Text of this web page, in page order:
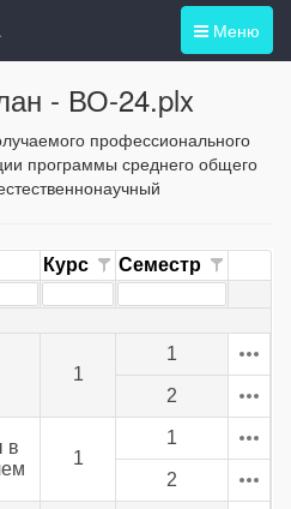
Меню
- ВО-24.plx
профессионального
программы среднего общего
Курс Семестр
1
1
2
в
1
1
2